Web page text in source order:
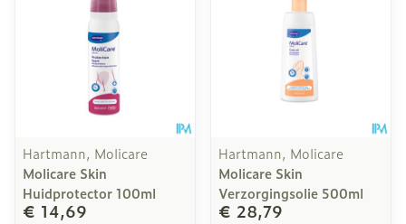
Hartmann, Molicare
Molicare Skin
Huidprotector 100ml
€ 14,69
Hartmann, Molicare
Molicare Skin
Verzorgingsolie 500ml
€ 28,79